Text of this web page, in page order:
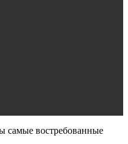
самые востребованные